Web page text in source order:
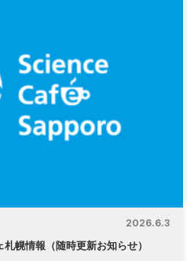
2026.6.3
幌情報（随時更新お知らせ）